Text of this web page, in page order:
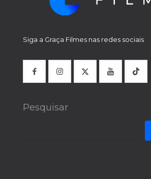
Siga a Graça Filmes nas redes sociais
Pesquisar